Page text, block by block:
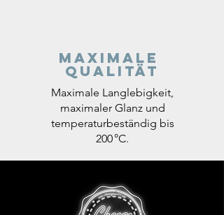
Maximale
Qualität
Maximale Langlebigkeit,
maximaler Glanz und
temperaturbeständig bis
200 °C.